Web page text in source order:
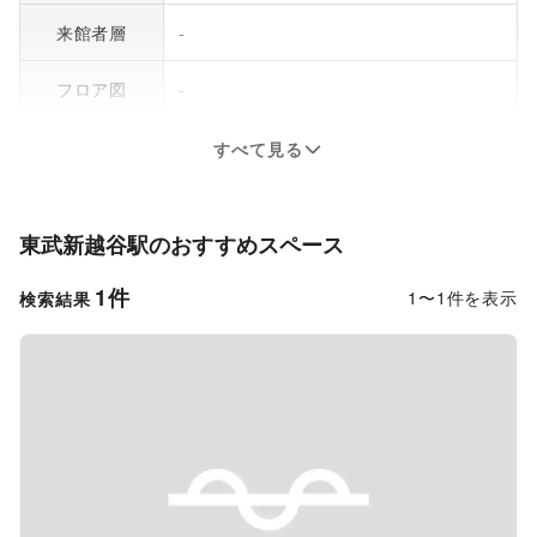
来館者層 -
フロア図 -
すべて見る
東武新越谷駅のおすすめスペース
検索結果 1件 1 〜1 件を表示
Previous slide